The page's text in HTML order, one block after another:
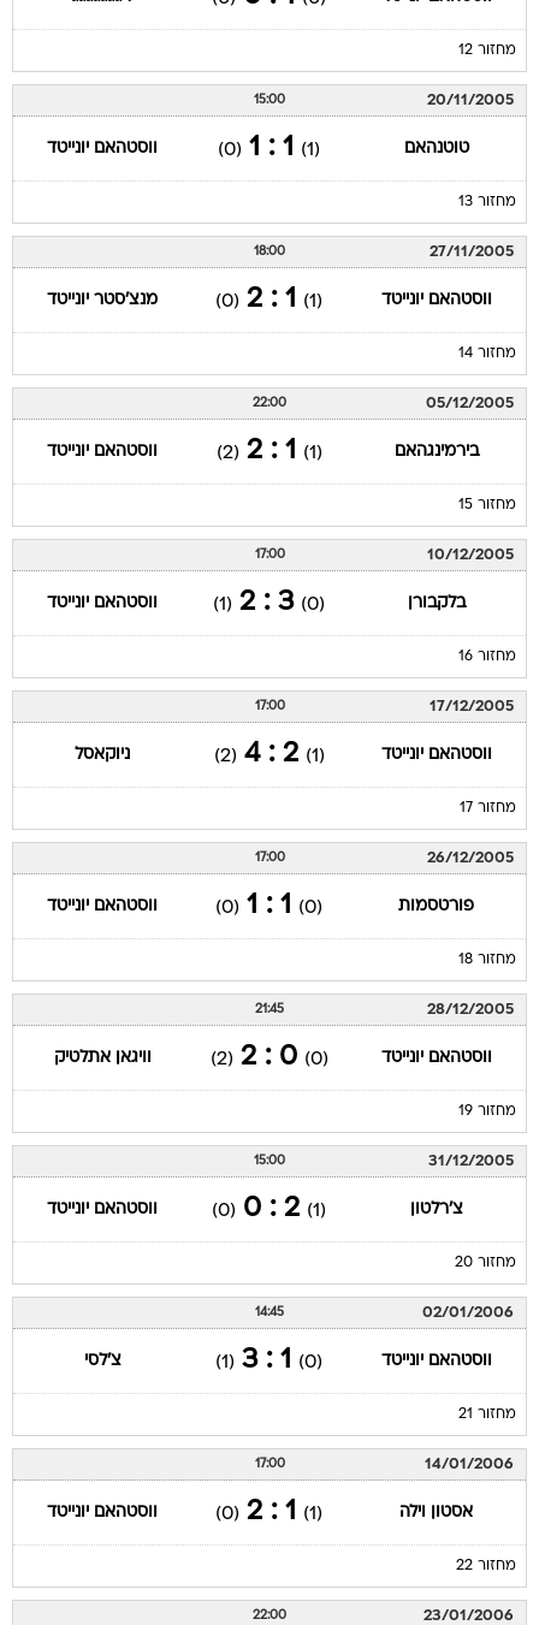
מחזור 12
20/11/2005
15:00
טוטנהאם (1)
1 : 1
(0) ווסטהאם יונייטד
מחזור 13
27/11/2005
18:00
ווסטהאם יונייטד (1)
1 : 2
(0) מנצ'סטר יונייטד
מחזור 14
05/12/2005
22:00
בירמינגהאם (1)
1 : 2
(2) ווסטהאם יונייטד
מחזור 15
10/12/2005
17:00
בלקבורן (0)
3 : 2
(1) ווסטהאם יונייטד
מחזור 16
17/12/2005
17:00
ווסטהאם יונייטד (1)
2 : 4
(2) ניוקאסל
מחזור 17
26/12/2005
17:00
פורטסמות (0)
1 : 1
(0) ווסטהאם יונייטד
מחזור 18
28/12/2005
21:45
ווסטהאם יונייטד (0)
0 : 2
(2) וויגאן אתלטיק
מחזור 19
31/12/2005
15:00
צ'רלטון (1)
2 : 0
(0) ווסטהאם יונייטד
מחזור 20
02/01/2006
14:45
ווסטהאם יונייטד (0)
1 : 3
(1) צ'לסי
מחזור 21
14/01/2006
17:00
אסטון וילה (1)
1 : 2
(0) ווסטהאם יונייטד
מחזור 22
23/01/2006
22:00